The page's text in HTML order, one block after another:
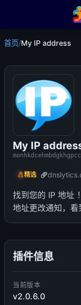
首页/My IP address
My IP
精选
找到您的 IP 地址
地址更改通知，看
插件信息
当前版本
v2.0.6.0